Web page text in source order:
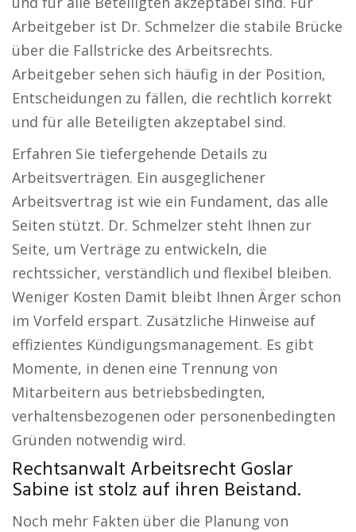
Arbeitgeber ist Dr. Schmelzer die stabile Brücke
über die Fallstricke des Arbeitsrechts.
Arbeitgeber sehen sich häufig in der Position,
Entscheidungen zu fällen, die rechtlich korrekt
und für alle Beteiligten akzeptabel sind.
Erfahren Sie tiefergehende Details zu
Arbeitsverträgen. Ein ausgeglichener
Arbeitsvertrag ist wie ein Fundament, das alle
Seiten stützt. Dr. Schmelzer steht Ihnen zur
Seite, um Verträge zu entwickeln, die
rechtssicher, verständlich und flexibel bleiben.
Weniger Kosten Damit bleibt Ihnen Ärger schon
im Vorfeld erspart. Zusätzliche Hinweise auf
effizientes Kündigungsmanagement. Es gibt
Momente, in denen eine Trennung von
Mitarbeitern aus betriebsbedingten,
verhaltensbezogenen oder personenbedingten
Gründen notwendig wird.
Rechtsanwalt Arbeitsrecht Goslar
Sabine ist stolz auf ihren Beistand.
Noch mehr Fakten über die Planung von